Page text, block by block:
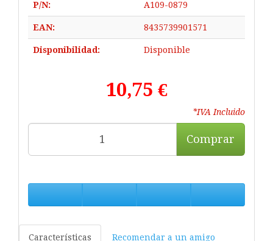
P/N: A109-0879
EAN: 8435739901571
Disponibilidad: Disponible
10,75 €
*IVA Incluido
Comprar
Características Recomendar a un amigo